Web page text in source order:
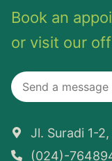
Book an
or visit our
Jl. Suradi 1-
(024)-